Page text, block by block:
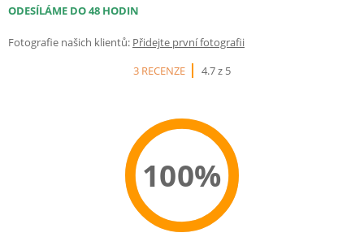
ODESÍLÁME DO 48 HODIN
Fotografie našich klientů: Přidejte první fotografii
3 RECENZE
4.7 z 5
100%